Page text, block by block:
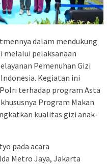
dalam mendukung
melalui pelaksanaan
Pemenuhan Gizi
Kegiatan ini
terhadap program Asta
Program Makan
kualitas gizi anak-
pada acara
Metro Jaya, Jakarta